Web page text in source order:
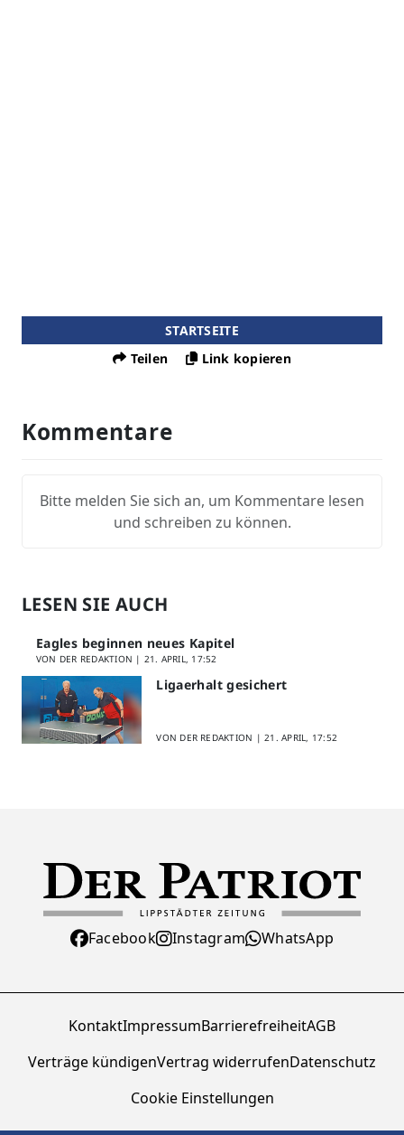
STARTSEITE
Teilen
Link kopieren
Kommentare
Bitte melden Sie sich an, um Kommentare lesen
und schreiben zu können.
LESEN SIE AUCH
Eagles beginnen neues Kapitel
VON DER REDAKTION | 21. APRIL, 17:52
Ligaerhalt gesichert
VON DER REDAKTION |21. APRIL, 17:52
Facebook Instagram WhatsApp
KontaktImpressumBarrierefreiheitAGB
Verträge kündigenVertrag widerrufenDatenschutz
Cookie Einstellungen